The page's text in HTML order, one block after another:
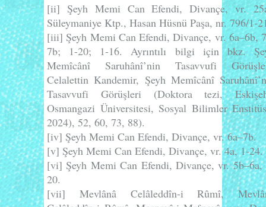
[ii] Şeyh Memi Can Efendi,Divançe, vr.
Süleymaniye Ktp., Hasan Hüsnü Paşa, nr. 796/1-
[iii] Şeyh Memi Can Efendi,Divançe, vr. 6a–6b,
7b; 1-20; 1-16. Ayrıntılı bilgi için bkz.
Memîcânî Saruhânî’nin Tasavvufi
Celalettin Kandemir, Şeyh Memîcânî
Tasavvufi Görüşleri (Doktora tezi,
Osmangazi Üniversitesi, Sosyal Bilimler
2024), 52, 60, 73, 88).
[iv] Şeyh Memi Can Efendi, Divançe, vr. 6a–7b.
[v] Şeyh Memi Can Efendi, Divançe, vr. 4a, 1-24.
[vi] Şeyh Memi Can Efendi, Divançe, vr. 5b–6a,
20.
[vii] Mevlânâ Celâleddîn-i Rûmî,